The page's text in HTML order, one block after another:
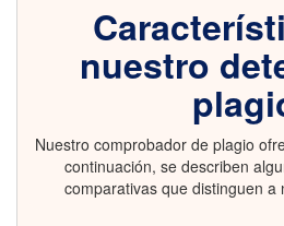
nuestro
Nuestro comprobador de plagio
continuación, se describen
comparativas que distinguen a